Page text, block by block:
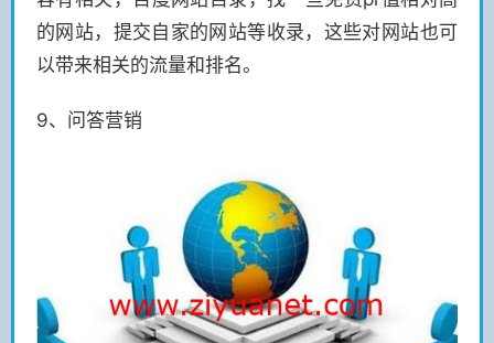
的网站，提交自家的网站等收录，这些对网站也可
以带来相关的流量和排名。
9、问答营销